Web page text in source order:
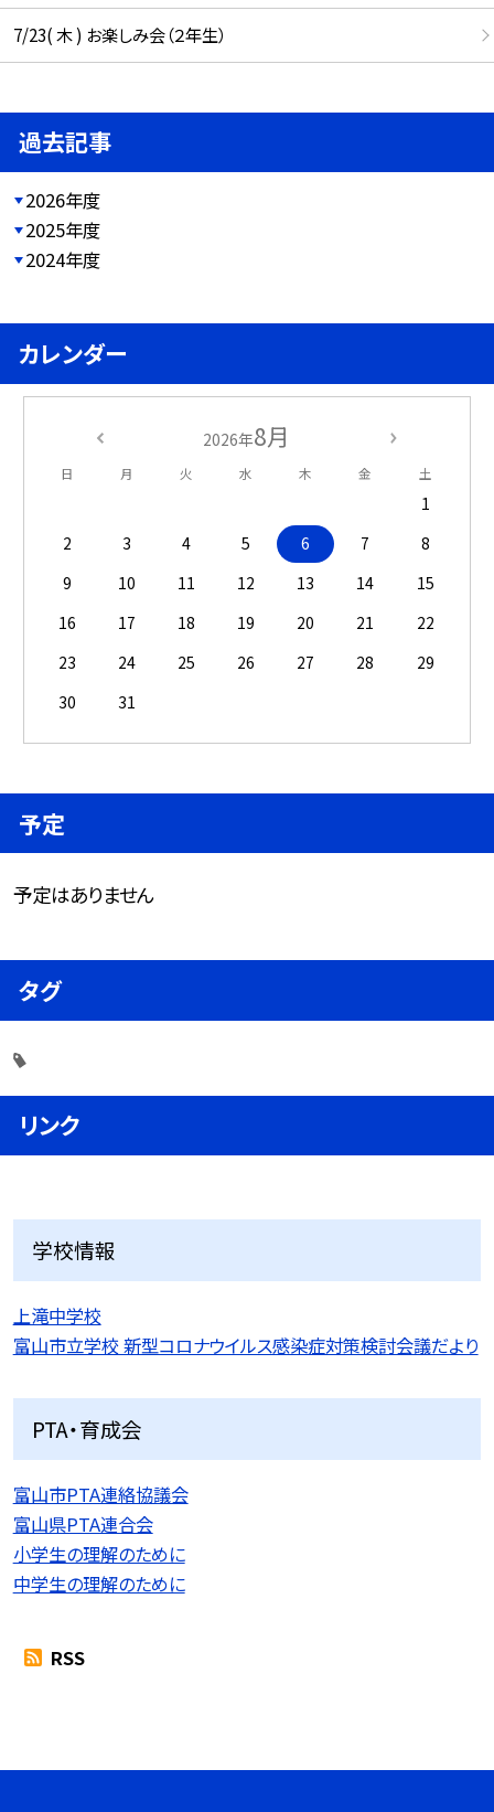
7/23( 木 ) お楽しみ会（２年生）
過去記事
2026年度
2025年度
2024年度
カレンダー
2026年8月
日 月 火 水 木 金 土
1
2
3 4 5 6 7
8
9
10 11 12 13 14
15
16
17 18 19 20 21
22
23
24 25 26 27 28
29
30
31
予定
予定はありません
タグ
リンク
学校情報
上滝中学校
富山市立学校 新型コロナウイルス感染症対策検討会議だより
PTA・育成会
富山市PTA連絡協議会
富山県PTA連合会
小学生の理解のために
中学生の理解のために
RSS